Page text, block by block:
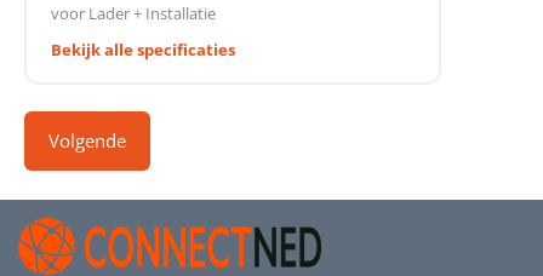
voor Lader + Installatie
Bekijk alle specificaties